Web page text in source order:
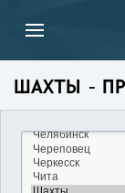
ШАХТЫ –